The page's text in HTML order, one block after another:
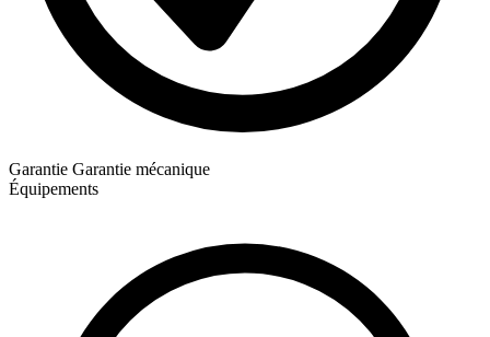
Garantie Garantie mécanique
Équipements